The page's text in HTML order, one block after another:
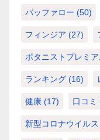
バッファロー (50)
フィンジア (27)
ボタニストプレミ
ランキング (16)
健康 (17) 口コミ
新型コロナウイルス